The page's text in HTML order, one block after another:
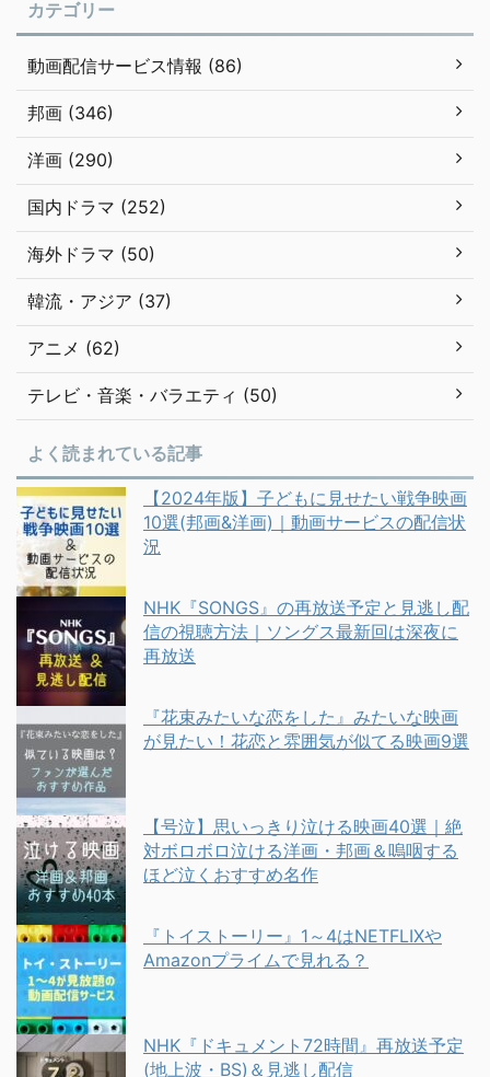
カテゴリー
動画配信サービス情報 (86)
邦画 (346)
洋画 (290)
国内ドラマ (252)
海外ドラマ (50)
韓流・アジア (37)
アニメ (62)
テレビ・音楽・バラエティ (50)
よく読まれている記事
【2024年版】子どもに見せたい戦争映画
10選(邦画&洋画)｜動画サービスの配信状
況
NHK『SONGS』の再放送予定と見逃し配
信の視聴方法｜ソングス最新回は深夜に
再放送
『花束みたいな恋をした』みたいな映画
が見たい！花恋と雰囲気が似てる映画9選
【号泣】思いっきり泣ける映画40選｜絶
対ボロボロ泣ける洋画・邦画＆嗚咽する
ほど泣くおすすめ名作
『トイストーリー』1～4はNETFLIXや
Amazonプライムで見れる？
NHK『ドキュメント72時間』再放送予定
(地上波・BS)＆見逃し配信